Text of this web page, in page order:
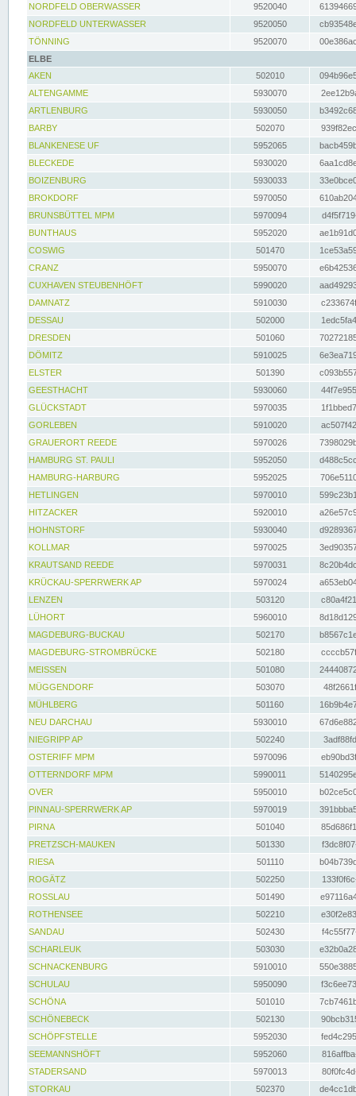
NORDFELD OBERWASSER
9520040
NORDFELD UNTERWASSER
9520050
TÖNNING
9520070
ELBE
AKEN
502010
ALTENGAMME
5930070
ARTLENBURG
5930050
BARBY
502070
BLANKENESE UF
5952065
BLECKEDE
5930020
BOIZENBURG
5930033
BROKDORF
5970050
BRUNSBÜTTEL MPM
5970094
BUNTHAUS
5952020
COSWIG
501470
CRANZ
5950070
CUXHAVEN STEUBENHÖFT
5990020
DAMNATZ
5910030
DESSAU
502000
DRESDEN
501060
DÖMITZ
5910025
ELSTER
501390
GEESTHACHT
5930060
GLÜCKSTADT
5970035
GORLEBEN
5910020
GRAUERORT REEDE
5970026
HAMBURG ST. PAULI
5952050
HAMBURG-HARBURG
5952025
HETLINGEN
5970010
HITZACKER
5920010
HOHNSTORF
5930040
KOLLMAR
5970025
KRAUTSAND REEDE
5970031
KRÜCKAU-SPERRWERK AP
5970024
LENZEN
503120
LÜHORT
5960010
MAGDEBURG-BUCKAU
502170
MAGDEBURG-STROMBRÜCKE
502180
MEISSEN
501080
MÜGGENDORF
503070
MÜHLBERG
501160
NEU DARCHAU
5930010
NIEGRIPP AP
502240
OSTERIFF MPM
5970096
OTTERNDORF MPM
5990011
OVER
5950010
PINNAU-SPERRWERK AP
5970019
PIRNA
501040
PRETZSCH-MAUKEN
501330
RIESA
501110
ROGÄTZ
502250
ROSSLAU
501490
ROTHENSEE
502210
SANDAU
502430
SCHARLEUK
503030
SCHNACKENBURG
5910010
SCHULAU
5950090
SCHÖNA
501010
SCHÖNEBECK
502130
SCHÖPFSTELLE
5952030
SEEMANNSHÖFT
5952060
STADERSAND
5970013
STORKAU
502370